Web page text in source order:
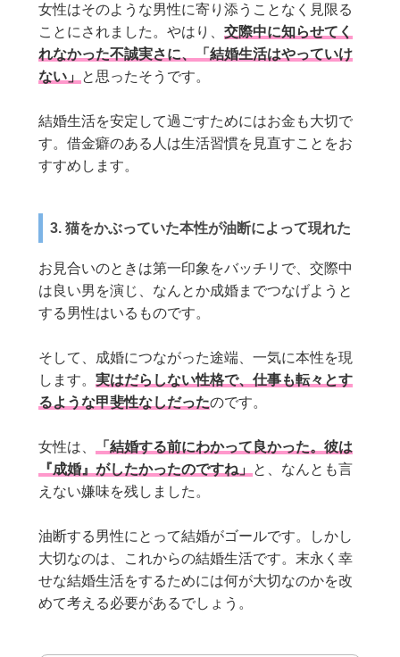
女性はそのような男性に寄り添うことなく見限る
ことにされました。やはり、交際中に知らせてく
れなかった不誠実さに、「結婚生活はやっていけ
ない」
と思ったそうです。
結婚生活を安定して過ごすためにはお金も大切で
す。借金癖のある人は生活習慣を見直すことをお
すすめします。
3. 猫をかぶっていた本性が油断によって現れた
お見合いのときは第一印象をバッチリで、交際中
は良い男を演じ、なんとか成婚までつなげようと
する男性はいるものです。
そして、成婚につながった途端、一気に本性を現
します。実はだらしない性格で、仕事も転々とす
るような甲斐性なしだったのです。
女性は、
「結婚する前にわかって良かった。彼は
『成婚』がしたかったのですね」
と、なんとも言
えない嫌味を残しました。
油断する男性にとって結婚がゴールです。しかし
大切なのは、これからの結婚生活です。末永く幸
せな結婚生活をするためには何が大切なのかを改
めて考える必要があるでしょう。